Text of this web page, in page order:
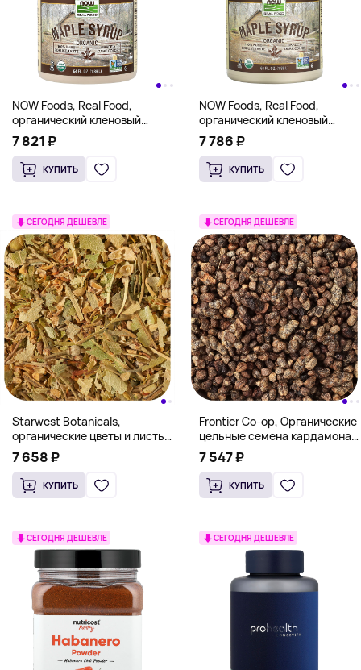
NOW Foods, Real Food,
органический кленовый
сироп, класс A, темный цвет,
1,89 л (64 жидк. унции)
7 821 ₽
КУПИТЬ
NOW Foods, Real Food,
органический кленовый
сироп, 1,89 л (64 жидк. унц.)
7 786 ₽
КУПИТЬ
СЕГОДНЯ ДЕШЕВЛЕ
Starwest Botanicals,
органические цветы и листья
липы, нарезанные и
просеянные, 453,6 г (1 фунт)
7 658 ₽
КУПИТЬ
СЕГОДНЯ ДЕШЕВЛЕ
Frontier Co-op, Органические
цельные семена кардамона,
очищенные от коры, 453 г (16
унций)
7 547 ₽
КУПИТЬ
СЕГОДНЯ ДЕШЕВЛЕ СЕГОДНЯ ДЕШЕВЛЕ